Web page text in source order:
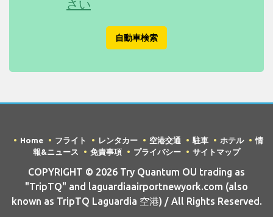
さい
自動車検索
Home フライト レンタカー 空港交通 駐車 ホテル
情
報&ニュース
免責事項 プライバシー サイトマップ
COPYRIGHT © 2026 Try Quantum OU trading as
"TripTQ" and laguardiaairportnewyork.com (also
known as TripTQ Laguardia 空港) / All Rights Reserved.